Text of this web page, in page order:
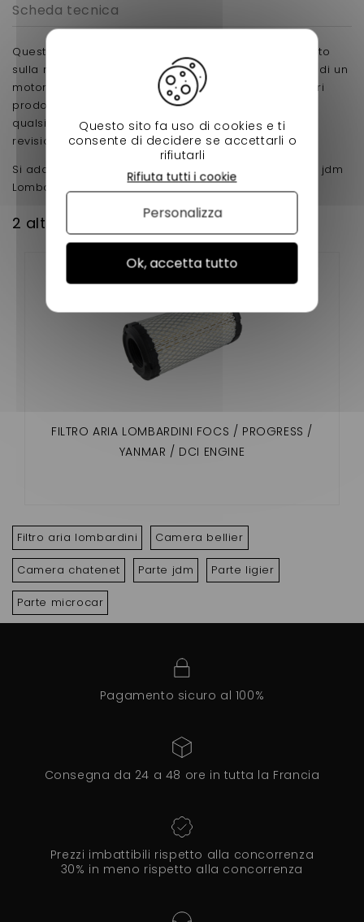
Scheda tecnica
Questo filtro dell'aria di forma rettangolare è adattato
sulla maggior parte delle auto senza licenza dotate di un
motore Lombardini focs bycilindre. Fa parte dei nostri
prodotti di punta per il suo prezzo basso che sfida
qualsiasi concorrenza e viene cambiato ad ogni
revisione ogni 5000 km.
Si adatta a Ligier, Chatenet, Microcar, bellier, motore jdm
Lombardini focs
2 altri prodotti della stessa categoria:
FILTRO ARIA LOMBARDINI FOCS / PROGRESS /
YANMAR / DCI ENGINE
Filtro aria lombardini Camera bellier
Camera chatenet Parte jdm Parte ligier
Parte microcar
Pagamento sicuro al 100%
Consegna da 24 a 48 ore in tutta la Francia
Prezzi imbattibili rispetto alla concorrenza
30% in meno rispetto alla concorrenza
Questo sito fa uso di cookies e ti
consente di decidere se accettarli o
rifiutarli
Ok, accetta tutto
Rifiuta tutti i cookie
Personalizza